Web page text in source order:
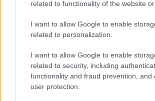
related to functionality of the website or
I want to allow Google to enable
related to personalization.
I want to allow Google to enable
related to security, including
functionality and fraud prevention, and
user protection.
2. Ohlajen sirup precedite skozi gazo
Aronije, ki ostanejo, še enkrat stisnite
gazo), da iz njih iztisnete preostanek
celoten sok ponovno precedite in